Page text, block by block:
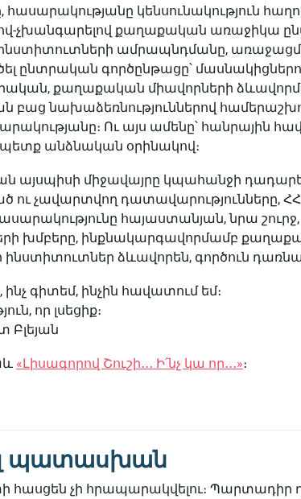
կենսունակություն
չխանգարելով քաղաքական առաջիկա
ամրապնդմանը,
ընտրական գործընթացը՝
քաղաքական միավորների
բաց նախաձեռնություններով
Ու այս ամենը՝ հանրային
պետք անձնական օրինակով։
միջավայրը կպահանջի
ու չավարտվող դատավարությունները,
հայաստանյան, նրա
խմբերը, ինքնակարգավորմամբ
ձևավորեն, գործուն
գիտեմ, ինչին հավատում եմ։
որ լսեցիք։
Բլեյան
«Լիսագորով Շուշի․․․ Ի՛նչ կա որ․․․»։
պատասխան
հասցեն չի հրապարակվելու։ Պարտադիր